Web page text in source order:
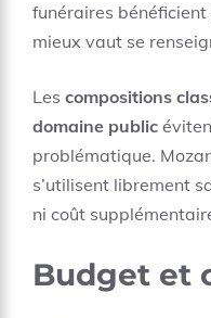
funéraires
mieux vaut se
Les compositions
domaine public
problématique.
s’utilisent librement
ni coût
Budget et